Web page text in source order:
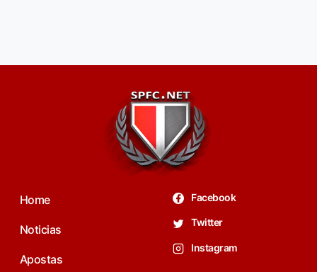
Home
Noticias
Apostas
Facebook
Twitter
Instagram